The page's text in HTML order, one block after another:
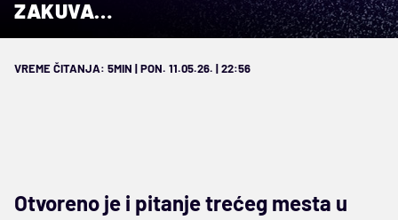
ZAKUVA…
VREME ČITANJA: 5MIN | PON. 11.05.26. | 22:56
Otvoreno je i pitanje trećeg mesta u